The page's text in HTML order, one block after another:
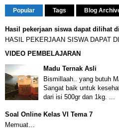
Popular Tags Blog
Hasil pekerjaan siswa dapat dilihat
HASIL PEKERJAAN SISWA DAPAT
VIDEO PEMBELAJARAN
Madu Ternak Asli
Bismillaah.. yang butuh
Sangat baik untuk
dari isi 500gr dan 1kg. ...
Soal Online Kelas VI Tema 7
Memuat…